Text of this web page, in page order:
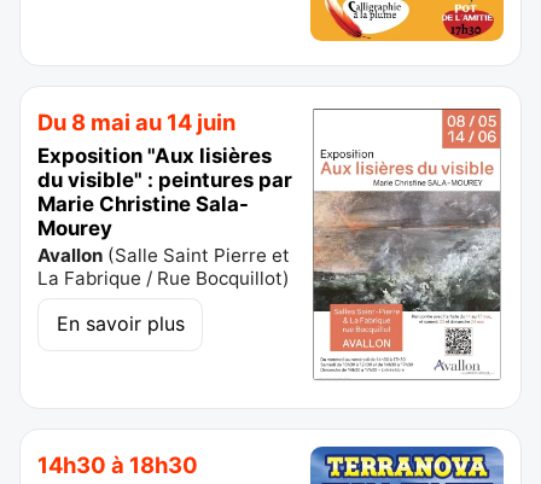
Du 8 mai au 14 juin
Exposition "Aux lisières
du visible" : peintures par
Marie Christine Sala-
Mourey
Avallon (Salle Saint Pierre et
La Fabrique / Rue Bocquillot)
En savoir plus
14h30 à 18h30